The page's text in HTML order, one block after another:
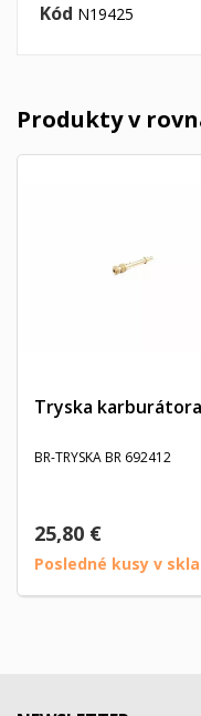
Kód N19425
Produkty v
Tryska karburátora
BR-TRYSKA BR 692412
25,80 €
Posledné kusy v